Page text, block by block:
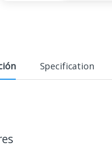
Specification